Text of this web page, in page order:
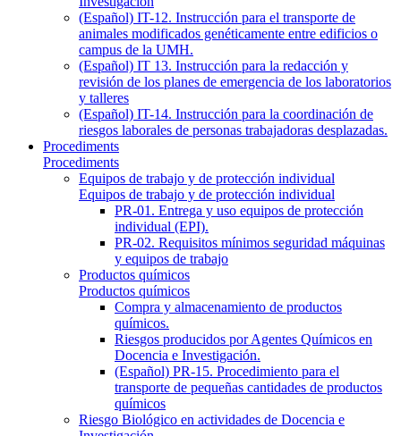
(Español) IT-12. Instrucción para el transporte de
animales modificados genéticamente entre edificios o
campus de la UMH.
(Español) IT 13. Instrucción para la redacción y
revisión de los planes de emergencia de los laboratorios
y talleres
(Español) IT-14. Instrucción para la coordinación de
riesgos laborales de personas trabajadoras desplazadas.
Procediments
Procediments
Equipos de trabajo y de protección individual
Equipos de trabajo y de protección individual
PR-01. Entrega y uso equipos de protección
individual (EPI).
PR-02. Requisitos mínimos seguridad máquinas
y equipos de trabajo
Productos químicos
Productos químicos
Compra y almacenamiento de productos
químicos.
Riesgos producidos por Agentes Químicos en
Docencia e Investigación.
(Español) PR-15. Procedimiento para el
transporte de pequeñas cantidades de productos
químicos
Riesgo Biológico en actividades de Docencia e